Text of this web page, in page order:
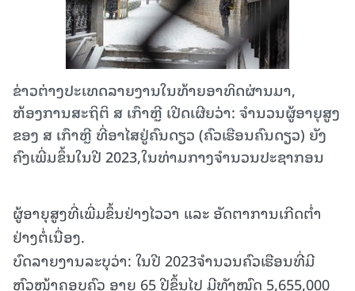
ຂ່າວຕ່າງປະເທດລາຍງານໃນທ້າຍອາທິດຜ່ານມາ,
ຫ້ອງການສະຖິຕິ ສ ເກົາຫຼີ ເປີດເຜີຍວ່າ: ຈໍານວນຜູ້ອາຍຸສູງ
ຂອງ ສ ເກົາຫຼີ ທີ່ອາໄສຢູ່ຄົນດຽວ (ຄົວເຮືອນຄົນດຽວ) ຍັງ
ຄົງເພີ່ມຂຶ້ນໃນປີ 2023,ໃນທ່າມກາງຈຳນວນປະຊາກອນ
ຜູ້ອາຍຸສູງທີ່ເພີ່ມຂຶ້ນຢ່າງໄວວາ ແລະ ອັດຕາການເກີດຕໍ່າ
ຢ່າງຕໍ່ເນື່ອງ.
ບົດລາຍງານລະບຸວ່າ: ໃນປີ 2023ຈໍານວນຄົວເຮືອນທີ່ມີ
ຫົວໜ້າຄອບຄົວ ອາຍຸ 65 ປີຂຶ້ນໄປ ມີທັງໝົດ 5,655,000